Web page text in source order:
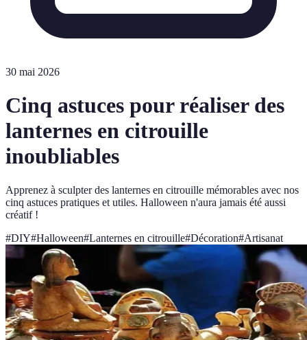
30 mai 2026
Cinq astuces pour réaliser des
lanternes en citrouille
inoubliables
Apprenez à sculpter des lanternes en citrouille mémorables avec nos
cinq astuces pratiques et utiles. Halloween n'aura jamais été aussi
créatif !
#DIY#Halloween#Lanternes en citrouille#Décoration#Artisanat